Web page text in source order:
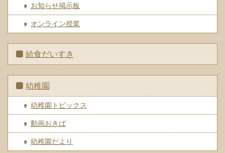
お知らせ掲示板
オンライン授業
給食だいすき
幼稚園
幼稚園トピックス
動画おきば
幼稚園だより